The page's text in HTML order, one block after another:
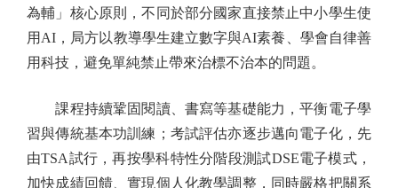
為輔」核心原則，不同於部分國家直接禁止中小學生使
用AI，局方以教導學生建立數字與AI素養、學會自律善
用科技，避免單純禁止帶來治標不治本的問題。
課程持續鞏固閱讀、書寫等基礎能力，平衡電子學
習與傳統基本功訓練；考試評估亦逐步邁向電子化，先
由TSA試行，再按學科特性分階段測試DSE電子模式，
加快成績回饋、實現個人化教學調整，同時嚴格把關系